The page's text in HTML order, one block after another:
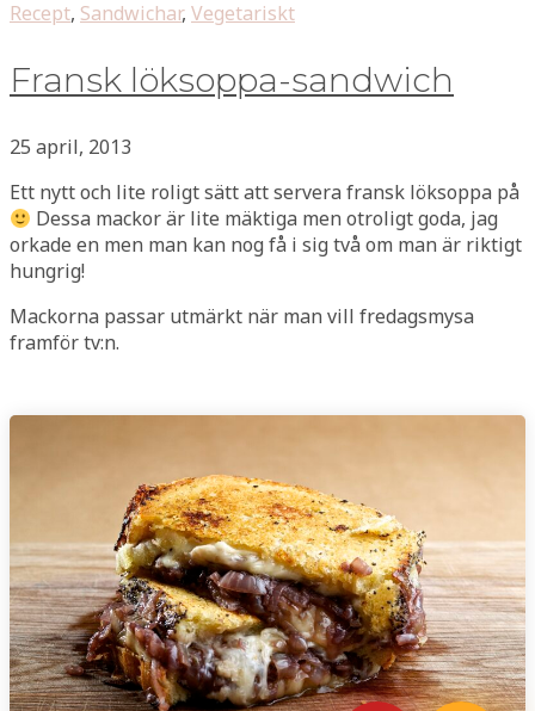
Recept, Sandwichar, Vegetariskt
Fransk löksoppa-sandwich
25 april, 2013
Ett nytt och lite roligt sätt att servera fransk löksoppa på
Dessa mackor är lite mäktiga men otroligt goda, jag
orkade en men man kan nog få i sig två om man är riktigt
hungrig!
Mackorna passar utmärkt när man vill fredagsmysa
framför tv:n.